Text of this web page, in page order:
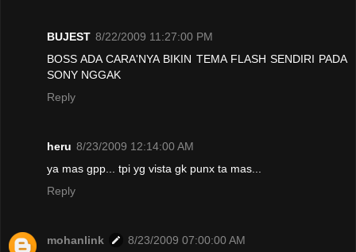
BUJEST 8/22/2009 11:27:00 PM
BOSS ADA CARA'NYA BIKIN TEMA FLASH SENDIRI PADA
SONY NGGAK
Reply
heru 8/23/2009 12:14:00 AM
ya mas gpp... tpi yg vista gk punx ta mas...
Reply
mohanlink
8/23/2009 07:00:00 AM